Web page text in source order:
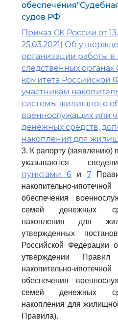
судов РФ
Приказ СК России от
25.03.2021) Об
организации работы в
следственных органах
комитета Российской
участникам
системы жилищного
военнослужащих или
денежных средств,
накопления для
3. К рапорту (заявлению)
указываются
пунктами 6 и 7
накопительно-
обеспечения
семей денежных
накопления для
утвержденных
Российской Федерации
утверждении Правил
накопительно-
обеспечения
семей денежных
накопления для
Правила).